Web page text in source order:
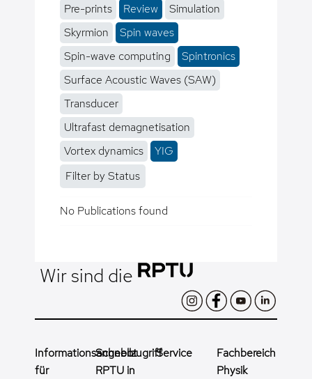
Pre-prints
Review
Simulation
Skyrmion
Spin waves
Spin-wave computing
Spintronics
Surface Acoustic Waves (SAW)
Transducer
Ultrafast demagnetisation
Vortex dynamics
YIG
Filter by Status
No Publications found
Wir sind die
Informationsangebot
für
Schnellzugriff
RPTU in
Service
Fachbereich
Physik